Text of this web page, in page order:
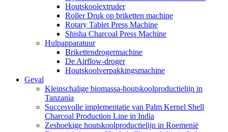
Houtskoolextruder
Roller Druk op briketten machine
Rotary Tablet Press Machine
Shisha Charcoal Press Machine
Hulpapparatuur
Brikettendrogermachine
De Airflow-droger
Houtskoolverpakkingsmachine
Geval
Kleinschalige biomassa-houtskoolproductielijn in
Tanzania
Succesvolle implementatie van Palm Kernel Shell
Charcoal Production Line in India
Zeshoekige houtskoolproductielijn in Roemenië